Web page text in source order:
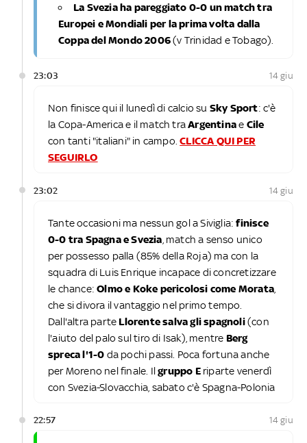
La Svezia ha pareggiato 0-0 un match tra
Europei e Mondiali per la prima volta dalla
Coppa del Mondo 2006(v Trinidad e Tobago).
23:03 14 giu
Non finisce qui il lunedì di calcio su Sky Sport: c'è
la Copa-America e il match traArgentinae Cile
con tanti "italiani" in campo.CLICCA QUI PER
SEGUIRLO
23:02 14 giu
Tante occasioni ma nessun gol a Siviglia:finisce
0-0 tra Spagna e Svezia , match a senso unico
per possesso palla (85% della Roja) ma con la
squadra di Luis Enrique incapace di concretizzare
le chance:Olmo e Koke pericolosi come Morata
che si divora il vantaggio nel primo tempo.
Dall'altra parte Llorente salva gli spagnoli(con
l'aiuto del palo sul tiro di Isak), mentre Berg
spreca l'1-0 da pochi passi. Poca fortuna anche
per Moreno nel finale. Ilgruppo Eriparte venerdì
con Svezia-Slovacchia, sabato c'è Spagna-Polonia
22:57 14 giu